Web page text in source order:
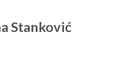
Stanković